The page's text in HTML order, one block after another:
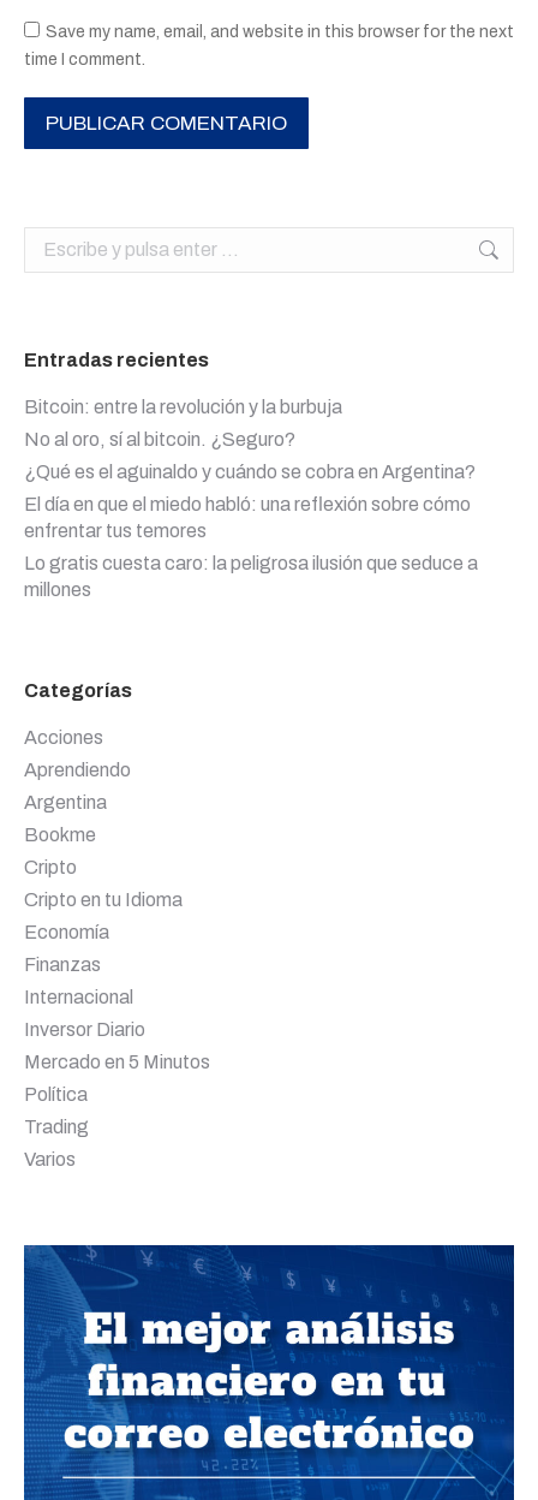
Save my name, email, and website in this browser for the next
time I comment.
PUBLICAR COMENTARIO
Buscar:
Entradas recientes
Bitcoin: entre la revolución y la burbuja
No al oro, sí al bitcoin. ¿Seguro?
¿Qué es el aguinaldo y cuándo se cobra en Argentina?
El día en que el miedo habló: una reflexión sobre cómo
enfrentar tus temores
Lo gratis cuesta caro: la peligrosa ilusión que seduce a
millones
Categorías
Acciones
Aprendiendo
Argentina
Bookme
Cripto
Cripto en tu Idioma
Economía
Finanzas
Internacional
Inversor Diario
Mercado en 5 Minutos
Política
Trading
Varios